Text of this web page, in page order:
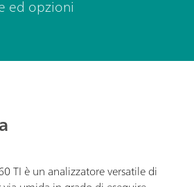
ed opzioni
TI è un analizzatore versatile di